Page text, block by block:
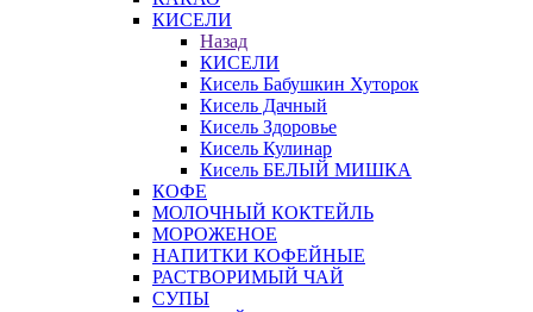
КИСЕЛИ
Назад
КИСЕЛИ
Кисель Бабушкин Хуторок
Кисель Дачный
Кисель Здоровье
Кисель Кулинар
Кисель БЕЛЫЙ МИШКА
КОФЕ
МОЛОЧНЫЙ КОКТЕЙЛЬ
МОРОЖЕНОЕ
НАПИТКИ КОФЕЙНЫЕ
РАСТВОРИМЫЙ ЧАЙ
СУПЫ